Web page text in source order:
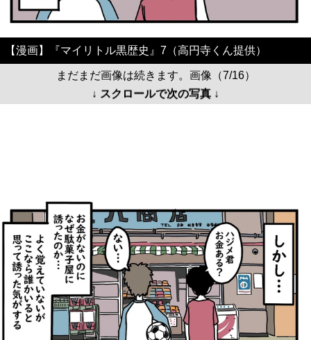
【漫画】『マイリトル黒歴史』7（高円寺くん提供）
まだまだ画像は続きます。画像（7/16）
↓ スクロールで次の写真 ↓